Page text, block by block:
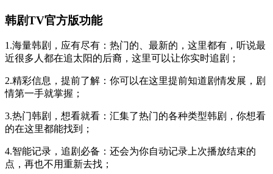
韩剧TV官方版功能
1.海量韩剧，应有尽有：热门的、最新的，这里都有，听说最
近很多人都在追太阳的后裔，这里可以让你实时追剧；
2.精彩信息，提前了解：你可以在这里提前知道剧情发展，剧
情第一手就掌握；
3.热门韩剧，想看就看：汇集了热门的各种类型韩剧，你想看
的在这里都能找到；
4.智能记录，追剧必备：还会为你自动记录上次播放结束的
点，再也不用重新去找；